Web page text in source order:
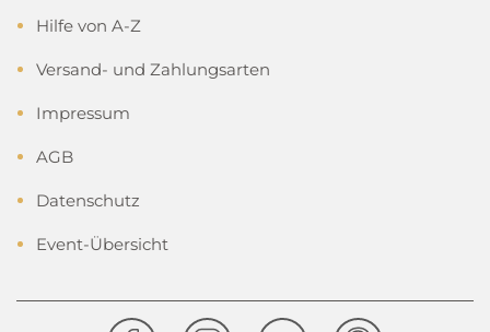
Hilfe von A-Z
Versand- und Zahlungsarten
Impressum
AGB
Datenschutz
Event-Übersicht